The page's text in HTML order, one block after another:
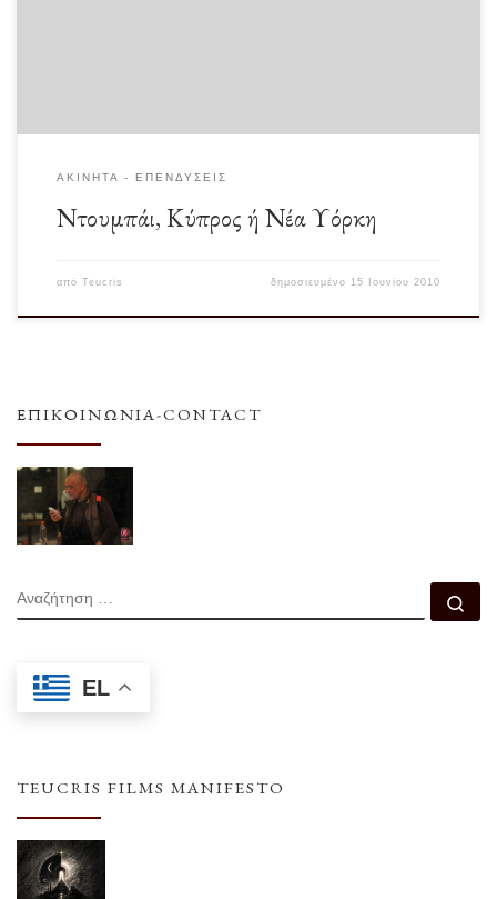
ΑΚΊΝΗΤΑ - ΕΠΕΝΔΎΣΕΙΣ
Ντουμπάι, Κύπρος ή Νέα Υόρκη
από Teucris δημοσιευμένο 15 Ιουνίου 2010
ΕΠΙΚΟΙΝΩΝΊΑ-CONTACT
ΑΝΑΖΉΤΗΣΗ
EL
TEUCRIS FILMS MANIFESTO